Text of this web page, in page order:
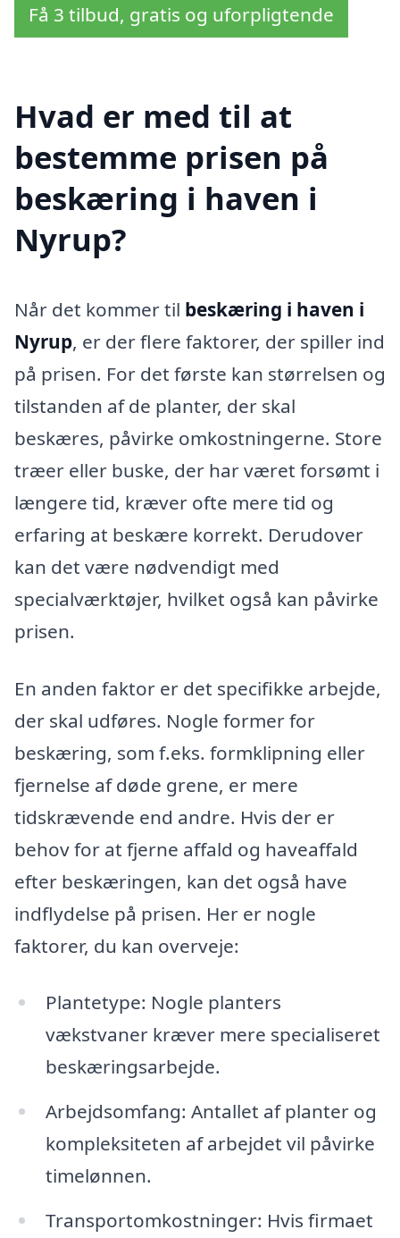
Få 3 tilbud, gratis og uforpligtende
Hvad er med til at
bestemme prisen på
beskæring i haven i
Nyrup?
Når det kommer til beskæring i haven i
Nyrup, er der flere faktorer, der spiller ind
på prisen. For det første kan størrelsen og
tilstanden af de planter, der skal
beskæres, påvirke omkostningerne. Store
træer eller buske, der har været forsømt i
længere tid, kræver ofte mere tid og
erfaring at beskære korrekt. Derudover
kan det være nødvendigt med
specialværktøjer, hvilket også kan påvirke
prisen.
En anden faktor er det specifikke arbejde,
der skal udføres. Nogle former for
beskæring, som f.eks. formklipning eller
fjernelse af døde grene, er mere
tidskrævende end andre. Hvis der er
behov for at fjerne affald og haveaffald
efter beskæringen, kan det også have
indflydelse på prisen. Her er nogle
faktorer, du kan overveje:
Plantetype: Nogle planters
vækstvaner kræver mere specialiseret
beskæringsarbejde.
Arbejdsomfang: Antallet af planter og
kompleksiteten af arbejdet vil påvirke
timelønnen.
Transportomkostninger: Hvis firmaet